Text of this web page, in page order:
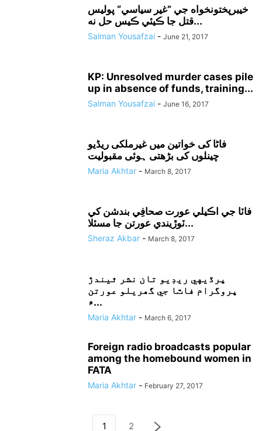
خيبرپختونخواه جي ”غير سياسي“ پوليس
قتل جا ڪيئي ڪيس حل نه...
Salman Yousafzai - June 21, 2017
KP: Unresolved murder cases pile
up in absence of funds, training...
Salman Yousafzai - June 16, 2017
فاٹا کی خواتین میں غیرملکی ریڈیو
چینلوں کی بڑھتی ہوئی مقبولیت
Maria Akhtar - March 8, 2017
فاٽا جي اڪيلي عورت صحافِي بندشن کي
ٽوڙيندي عورتن جا مسئلا...
Sheraz Akbar - March 8, 2017
پرڏيهي ريڊيو تان نشر ٿيندڙ
پروگرام فاٽا جي گھريلو عورتن
۾...
Maria Akhtar - March 6, 2017
Foreign radio broadcasts popular
among the homebound women in
FATA
Maria Akhtar - February 27, 2017
1 2